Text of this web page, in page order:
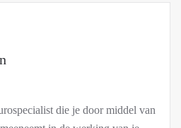
die je door middel van